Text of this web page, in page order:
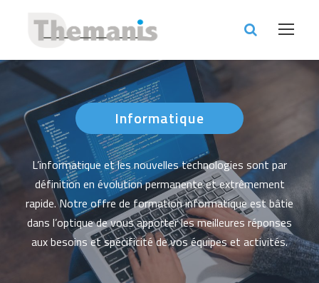
Informatique
L’informatique et les nouvelles technologies sont par
définition en évolution permanente et extrêmement
rapide. Notre offre de formation informatique est bâtie
dans l’optique de vous apporter les meilleures réponses
aux besoins et spécificité de vos équipes et activités.